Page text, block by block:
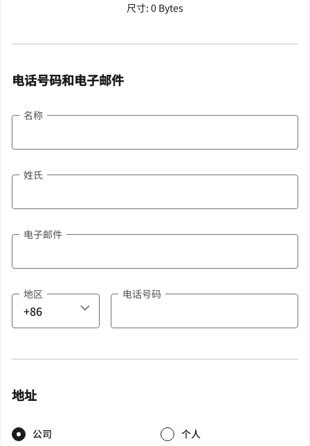
尺寸: 0 Bytes
电话号码和电子邮件
名称
姓氏
电子邮件
地区 电话号码
地址
公司 个人